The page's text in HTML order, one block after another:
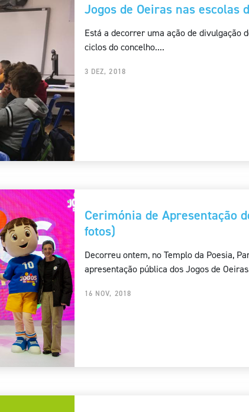
Jogos de Oeiras nas escolas
Está a decorrer uma ação de divulgação
ciclos do concelho....
3 DEZ, 2018
Cerimónia de Apresentação
fotos)
Decorreu ontem, no Templo da Poesia,
apresentação pública dos Jogos de
16 NOV, 2018